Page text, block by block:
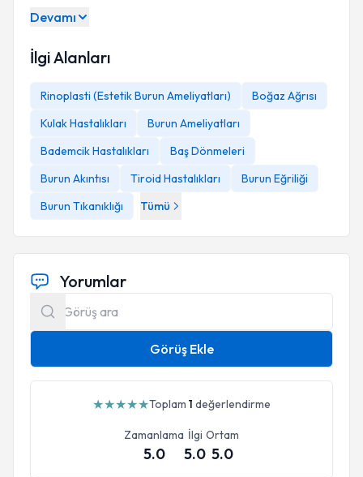
Devamı
İlgi Alanları
Rinoplasti (Estetik Burun Ameliyatları)
Boğaz Ağrısı
Kulak Hastalıkları
Burun Ameliyatları
Bademcik Hastalıkları
Baş Dönmeleri
Burun Akıntısı
Tiroid Hastalıkları
Burun Eğriliği
Burun Tıkanıklığı
Tümü
Yorumlar
Görüş Ekle
★★★★★Toplam 1 değerlendirme
Zamanlama
5.0
İlgi
5.0
Ortam
5.0